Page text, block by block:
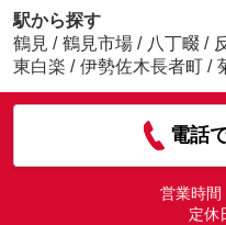
駅から探す
鶴見 / 鶴見市場 / 八丁畷 /
東白楽 / 伊勢佐木長者町 /
電話
営業時間
定休